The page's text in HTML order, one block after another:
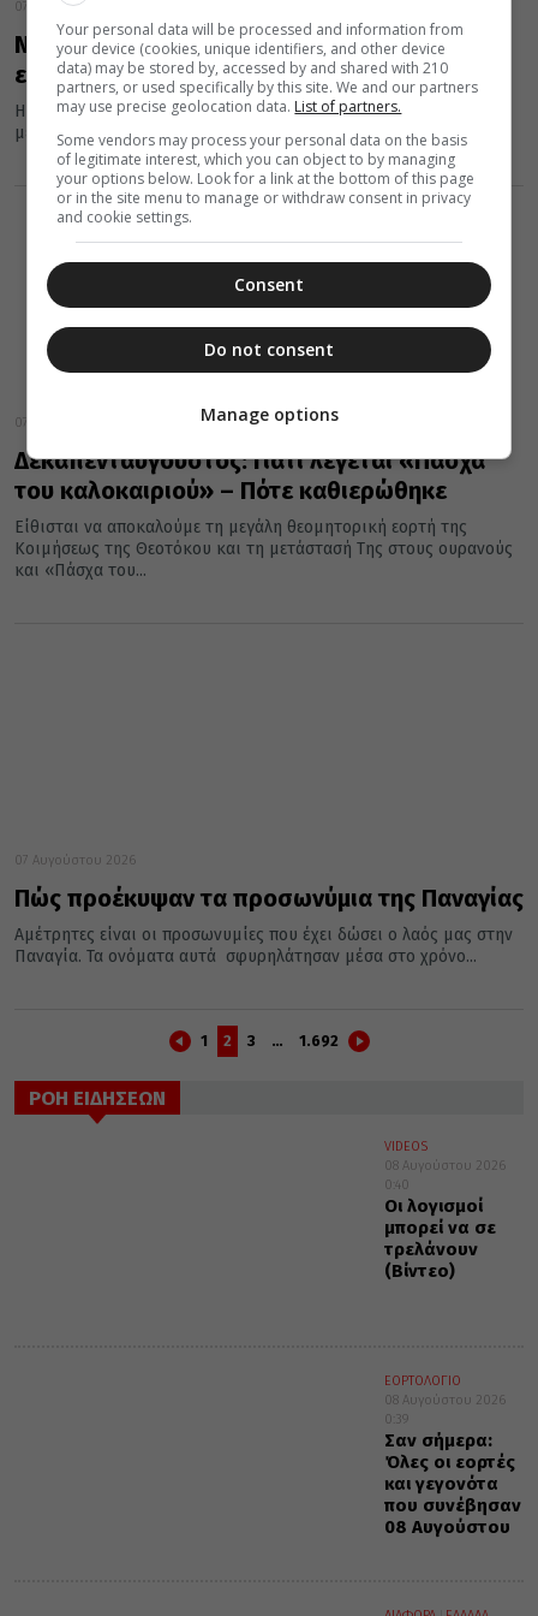
07 Αυγούστου 2026
Νηστεία: Τί γίνεται αν ο Δεκαπενταύγουστος
είναι Τετάρτη ή Παρασκευή
Η νηστεία είναι εντολή του Θεού. Η πρώτη. Την έδωσε στον Αδάμ
μέσα στον Παράδεισο. Το νόημα της νηστείας...
07 Αυγούστου 2026
Δεκαπενταύγουστος: Γιατί λέγεται «Πάσχα
του καλοκαιριού» – Πότε καθιερώθηκε
Είθισται να αποκαλούμε τη μεγάλη θεομητορική εορτή της
Κοιμήσεως της Θεοτόκου και τη μετάστασή Της στους ουρανούς
και «Πάσχα του...
07 Αυγούστου 2026
Πώς προέκυψαν τα προσωνύμια της Παναγίας
Αμέτρητες είναι οι προσωνυμίες που έχει δώσει ο λαός μας στην
Παναγία. Τα ονόματα αυτά σφυρηλάτησαν μέσα στο χρόνο...
1 2 3 … 1.692
ΡΟΗ ΕΙΔΗΣΕΩΝ
VIDEOS
08 Αυγούστου 2026
0:40
Οι λογισμοί
μπορεί να σε
τρελάνουν
(Βίντεο)
ΕΟΡΤΟΛΟΓΙΟ
08 Αυγούστου 2026
0:39
Σαν σήμερα:
Όλες οι εορτές
και γεγονότα
που συνέβησαν
08 Αυγούστου
Your personal data will be processed and information from
your device (cookies, unique identifiers, and other device
data) may be stored by, accessed by and shared with 210
partners, or used specifically by this site. We and our partners
may use precise geolocation data. List of partners.
Some vendors may process your personal data on the basis
of legitimate interest, which you can object to by managing
your options below. Look for a link at the bottom of this page
or in the site menu to manage or withdraw consent in privacy
and cookie settings.
Consent
Do not consent
Manage options